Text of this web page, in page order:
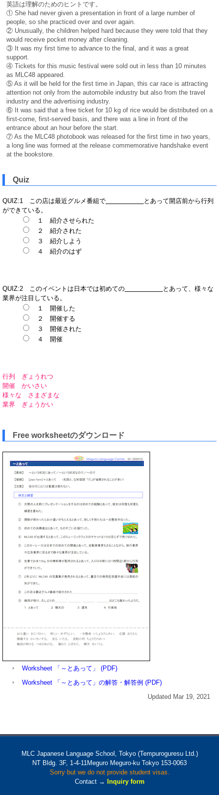
英語は理解のためのヒントです。
① She had never given a presentation in front of a large number of
people, so she practiced over and over again.
② Unusually, the children helped hard because they were told that they
would receive pocket money after cleaning.
③ It was my first time to advance to the final, and it was a great
support.
④ Tickets for this music festival were sold out in less than 10 minutes
as MLC48 appeared.
⑤ As it will be held for the first time in Japan, this car race is attracting
attention not only from the automobile industry but also from the travel
industry and the advertising industry.
⑥ It was said that a free ticket for 10 kg of rice would be distributed on a
first-come, first-served basis, and there was a line in front of the
entrance about an hour before the start.
⑦ As the MLC48 photobook was released for the first time in two years,
a long line was formed at the release commemorative handshake event
at the bookstore.
Quiz
QUIZ:1 この店は最近グルメ番組で
とあって開店前から行列
ができている。
１ 紹介させられた
２ 紹介された
３ 紹介しよう
４ 紹介のはず
QUIZ:2 このイベントは日本では初めての
とあって、様々な
業界が注目している。
１ 開催した
２ 開催する
３ 開催された
４ 開催
行列 ぎょうれつ
開催 かいさい
様々な さまざまな
業界 ぎょうかい
Free worksheetのダウンロード
Worksheet 「～とあって」 (PDF)
Worksheet 「～とあって」の解答・解答例 (PDF)
Updated Mar 19, 2021
MLC Japanese Language School, Tokyo (Tempuroguresu Ltd.)
NT Bldg. 3F, 1-4-11Meguro Meguro-ku Tokyo 153-0063
Sorry but we do not provide student visas.
Contact →
Inquiry form